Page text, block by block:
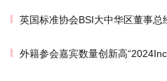
英国标准协会BSI大中华区董事总
外籍参会嘉宾数量创新高